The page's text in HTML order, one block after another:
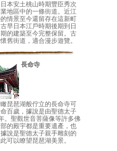
本安土桃山時期豐臣秀次
地區中的一條街道。近江
情景至今還留存在這新町
早日本江戶時期後期到日
的建築至今完整保留。古
舊街道，適合漫步遊覽。
長命寺
琵琶湖般佇立的長命寺可
百歲，據說是由聖德太子
。聖觀世音菩薩像等許多佛
的殿宇都是重要遺產，也
說是聖德太子親手雕刻的
可以瞭望琵琶湖美景。